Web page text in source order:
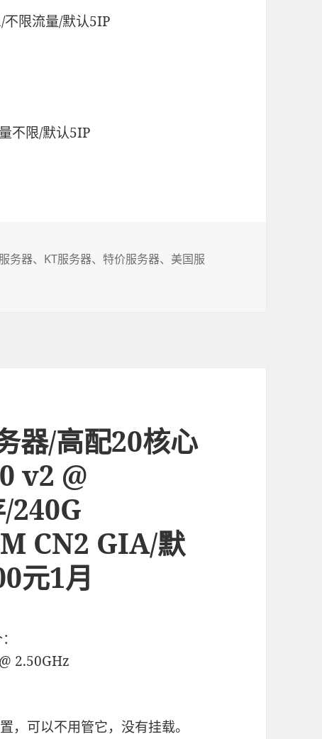
限流量/默认5IP
不限/默认5IP
务器、 KT服务器、特价服务器、 美国服
gia独立服务器
器/高配20核心
v2 @
240G
CN2 GIA/默
元1月
2.50GHz
，可以不用管它，没有挂载。